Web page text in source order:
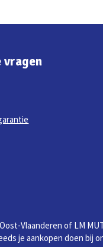
vragen
Vlaanderen of LM
je aankopen doen bij